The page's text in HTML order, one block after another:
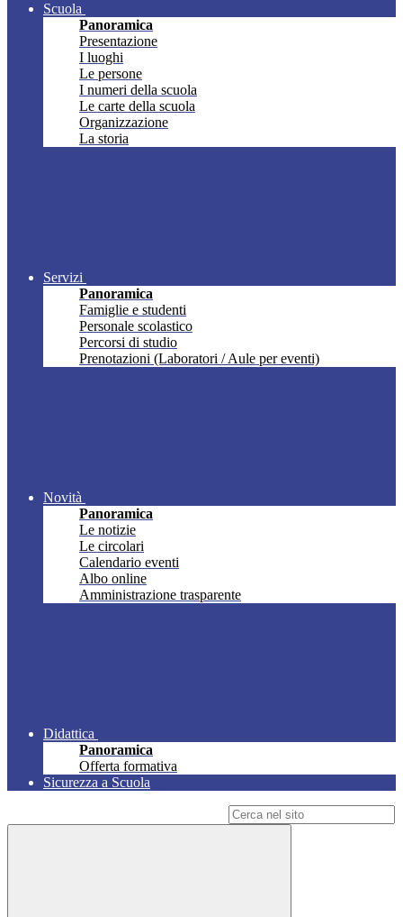
Scuola
Panoramica
Presentazione
I luoghi
Le persone
I numeri della scuola
Le carte della scuola
Organizzazione
La storia
Servizi
Panoramica
Famiglie e studenti
Personale scolastico
Percorsi di studio
Prenotazioni (Laboratori / Aule per eventi)
Novità
Panoramica
Le notizie
Le circolari
Calendario eventi
Albo online
Amministrazione trasparente
Didattica
Panoramica
Offerta formativa
Sicurezza a Scuola